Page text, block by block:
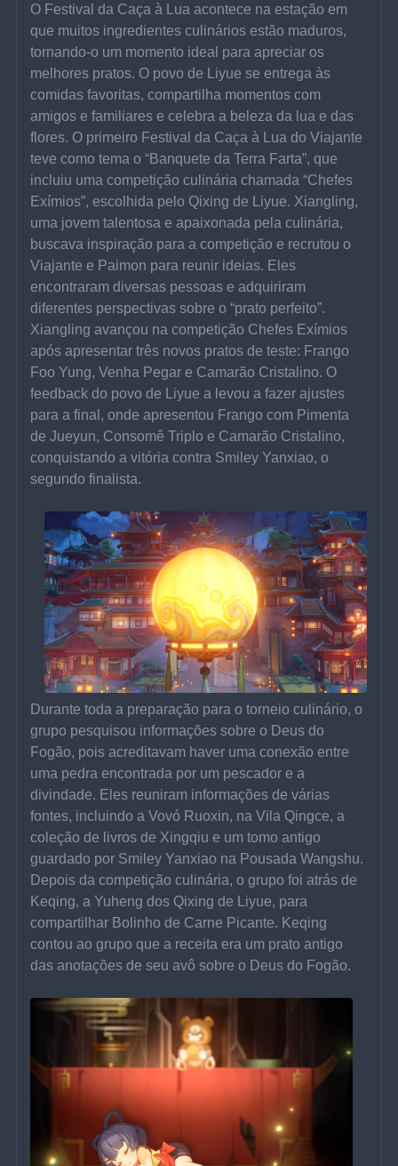
O Festival da Caça à Lua acontece na estação em
que muitos ingredientes culinários estão maduros,
tornando-o um momento ideal para apreciar os
melhores pratos. O povo de Liyue se entrega às
comidas favoritas, compartilha momentos com
amigos e familiares e celebra a beleza da lua e das
flores. O primeiro Festival da Caça à Lua do Viajante
teve como tema o “Banquete da Terra Farta”, que
incluiu uma competição culinária chamada “Chefes
Exímios”, escolhida pelo Qixing de Liyue. Xiangling,
uma jovem talentosa e apaixonada pela culinária,
buscava inspiração para a competição e recrutou o
Viajante e Paimon para reunir ideias. Eles
encontraram diversas pessoas e adquiriram
diferentes perspectivas sobre o “prato perfeito”.
Xiangling avançou na competição Chefes Exímios
após apresentar três novos pratos de teste: Frango
Foo Yung, Venha Pegar e Camarão Cristalino. O
feedback do povo de Liyue a levou a fazer ajustes
para a final, onde apresentou Frango com Pimenta
de Jueyun, Consomê Triplo e Camarão Cristalino,
conquistando a vitória contra Smiley Yanxiao, o
segundo finalista.
Durante toda a preparação para o torneio culinário, o
grupo pesquisou informações sobre o Deus do
Fogão, pois acreditavam haver uma conexão entre
uma pedra encontrada por um pescador e a
divindade. Eles reuniram informações de várias
fontes, incluindo a Vovó Ruoxin, na Vila Qingce, a
coleção de livros de Xingqiu e um tomo antigo
guardado por Smiley Yanxiao na Pousada Wangshu.
Depois da competição culinária, o grupo foi atrás de
Keqing, a Yuheng dos Qixing de Liyue, para
compartilhar Bolinho de Carne Picante. Keqing
contou ao grupo que a receita era um prato antigo
das anotações de seu avô sobre o Deus do Fogão.